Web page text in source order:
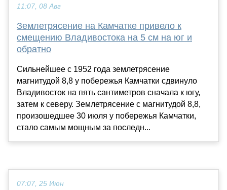
11:07, 08 Авг
Землетрясение на Камчатке привело к
смещению Владивостока на 5 см на юг и
обратно
Сильнейшее с 1952 года землетрясение
магнитудой 8,8 у побережья Камчатки сдвинуло
Владивосток на пять сантиметров сначала к югу,
затем к северу. Землетрясение с магнитудой 8,8,
произошедшее 30 июля у побережья Камчатки,
стало самым мощным за последн...
07:07, 25 Июн